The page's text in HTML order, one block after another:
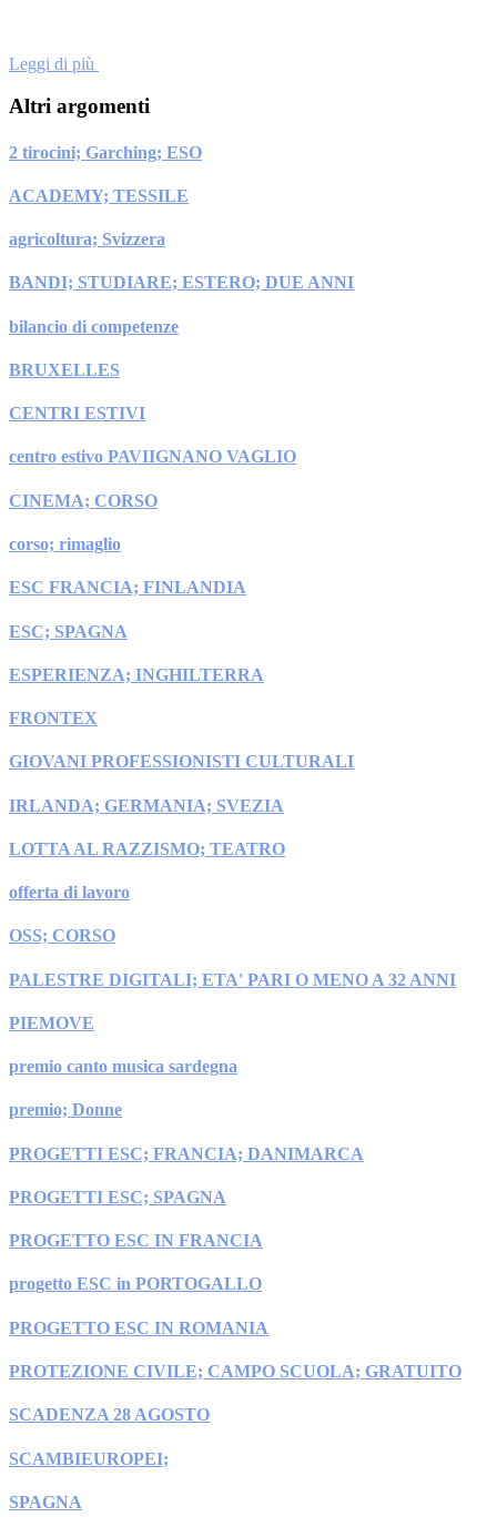
Leggi di più
Altri argomenti
2 tirocini; Garching; ESO
ACADEMY; TESSILE
agricoltura; Svizzera
BANDI; STUDIARE; ESTERO; DUE ANNI
bilancio di competenze
BRUXELLES
CENTRI ESTIVI
centro estivo PAVIIGNANO VAGLIO
CINEMA; CORSO
corso; rimaglio
ESC FRANCIA; FINLANDIA
ESC; SPAGNA
ESPERIENZA; INGHILTERRA
FRONTEX
GIOVANI PROFESSIONISTI CULTURALI
IRLANDA; GERMANIA; SVEZIA
LOTTA AL RAZZISMO; TEATRO
offerta di lavoro
OSS; CORSO
PALESTRE DIGITALI; ETA' PARI O MENO A 32 ANNI
PIEMOVE
premio canto musica sardegna
premio; Donne
PROGETTI ESC; FRANCIA; DANIMARCA
PROGETTI ESC; SPAGNA
PROGETTO ESC IN FRANCIA
progetto ESC in PORTOGALLO
PROGETTO ESC IN ROMANIA
PROTEZIONE CIVILE; CAMPO SCUOLA; GRATUITO
SCADENZA 28 AGOSTO
SCAMBIEUROPEI;
SPAGNA